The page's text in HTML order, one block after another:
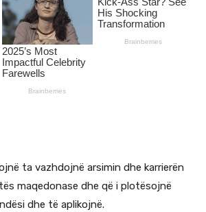
ta vazhdojnë arsimin dhe karrierën
maqedonase dhe që i plotësojnë
dhe të aplikojnë.